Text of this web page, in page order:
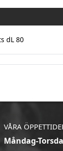
dL 80
VÅRA
Måndag-